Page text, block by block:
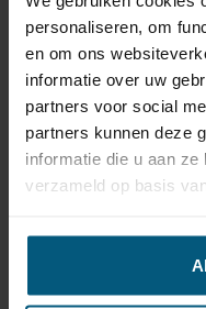
personaliseren, om
en om ons
informatie over uw
partners voor social
partners kunnen deze
informatie die u aan
verzameld op basis
Vrijschakelen nodig
Montagetijd
Montage handleiding
Vaste trekhaakAudi
?
direct een complete